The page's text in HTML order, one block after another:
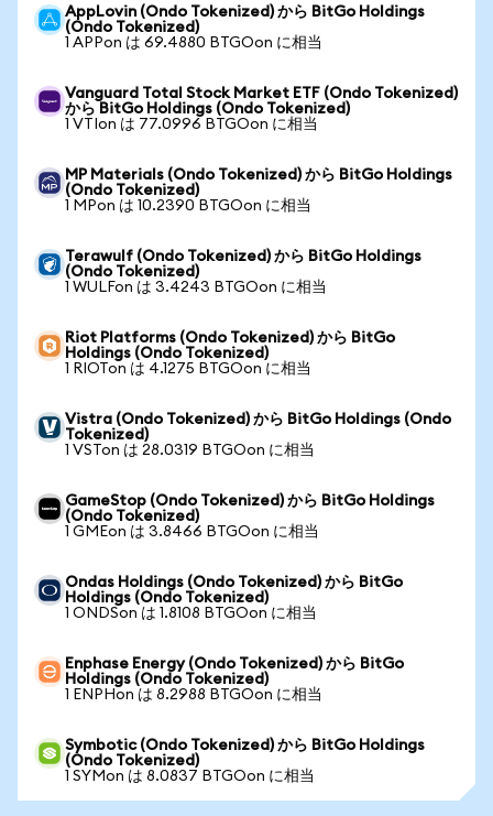
AppLovin (Ondo Tokenized) から BitGo Holdings
(Ondo Tokenized)
1 APPon は 69.4880 BTGOon に相当
Vanguard Total Stock Market ETF (Ondo Tokenized)
から BitGo Holdings (Ondo Tokenized)
1 VTIon は 77.0996 BTGOon に相当
MP Materials (Ondo Tokenized) から BitGo Holdings
(Ondo Tokenized)
1 MPon は 10.2390 BTGOon に相当
Terawulf (Ondo Tokenized) から BitGo Holdings
(Ondo Tokenized)
1 WULFon は 3.4243 BTGOon に相当
Riot Platforms (Ondo Tokenized) から BitGo
Holdings (Ondo Tokenized)
1 RIOTon は 4.1275 BTGOon に相当
Vistra (Ondo Tokenized) から BitGo Holdings (Ondo
Tokenized)
1 VSTon は 28.0319 BTGOon に相当
GameStop (Ondo Tokenized) から BitGo Holdings
(Ondo Tokenized)
1 GMEon は 3.8466 BTGOon に相当
Ondas Holdings (Ondo Tokenized) から BitGo
Holdings (Ondo Tokenized)
1 ONDSon は 1.8108 BTGOon に相当
Enphase Energy (Ondo Tokenized) から BitGo
Holdings (Ondo Tokenized)
1 ENPHon は 8.2988 BTGOon に相当
Symbotic (Ondo Tokenized) から BitGo Holdings
(Ondo Tokenized)
1 SYMon は 8.0837 BTGOon に相当